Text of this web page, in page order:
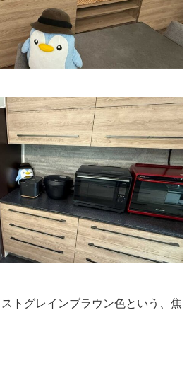
トグレインブラウン色という、焦